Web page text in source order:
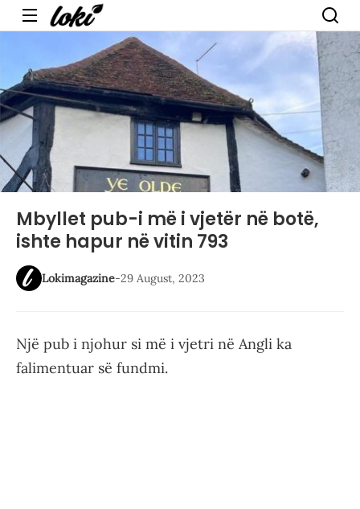
Menu
Mbyllet pub-i më i vjetër në botë,
ishte hapur në vitin 793
Lokimagazine-29 August, 2023
Një pub i njohur si më i vjetri në Angli ka
falimentuar së fundmi.